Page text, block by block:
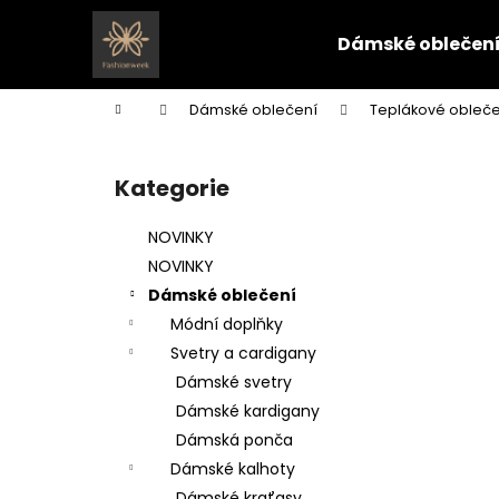
Dámské oblečení
Domů Dámské oblečení Teplákové
Přeskočit
kategorie
Kategorie
NOVINKY
NOVINKY
Dámské oblečení
Módní doplňky
Svetry a cardigany
Dámské svetry
Dámské kardigany
Dámská ponča
Dámské kalhoty
í
Zpět
do
Zpět
do